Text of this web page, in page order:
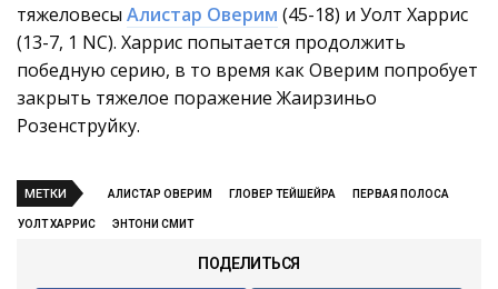
тяжеловесы Алистар Оверим (45-18) и Уолт Харрис
(13-7, 1 NC). Харрис попытается продолжить
победную серию, в то время как Оверим попробует
закрыть тяжелое поражение Жаирзиньо
Розенструйку.
МЕТКИ АЛИСТАР ОВЕРИМ ГЛОВЕР ТЕЙШЕЙРА ПЕРВАЯ ПОЛОСА
УОЛТ ХАРРИС ЭНТОНИ СМИТ
ПОДЕЛИТЬСЯ